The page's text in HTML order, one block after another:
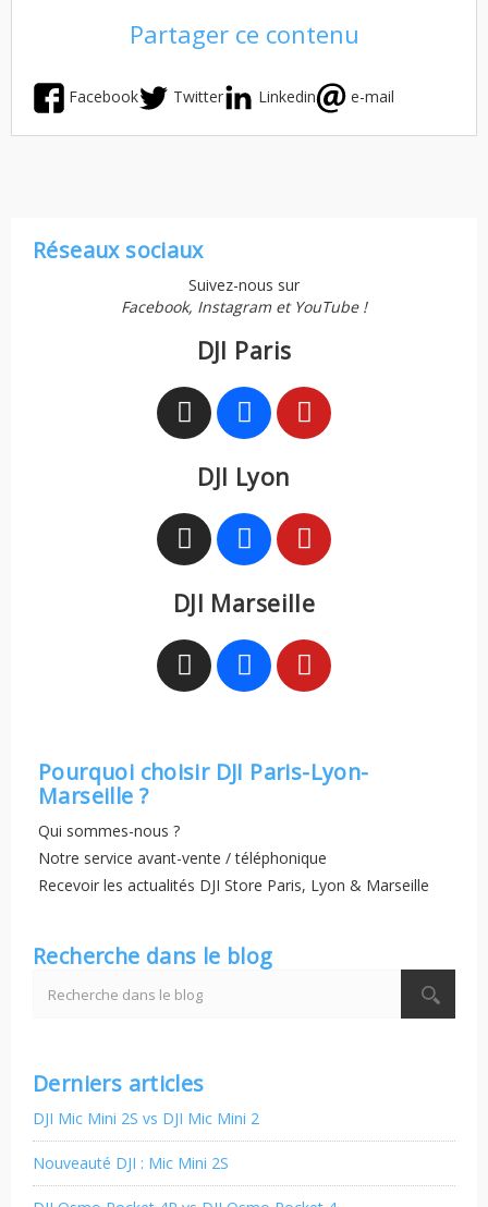
Partager ce contenu
Facebook Twitter Linkedin e-mail
Réseaux sociaux
Suivez-nous sur
Facebook, Instagram et YouTube !
DJI Paris
DJI Lyon
DJI Marseille
Pourquoi choisir DJI Paris-Lyon-
Marseille ?
Qui sommes-nous ?
Notre service avant-vente / téléphonique
Recevoir les actualités DJI Store Paris, Lyon & Marseille
Recherche dans le blog
Derniers articles
DJI Mic Mini 2S vs DJI Mic Mini 2
Nouveauté DJI : Mic Mini 2S